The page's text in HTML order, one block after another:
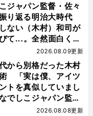
ジャパン監督・佐々
り返る明治大時代
ない（木村）和司が
て...。全然面白くな
した」
から別格だった木村
「実は僕、アイツ
トを真似していまし
でしこジャパン監
則夫
2026.08.09更新
2026.08.08更新